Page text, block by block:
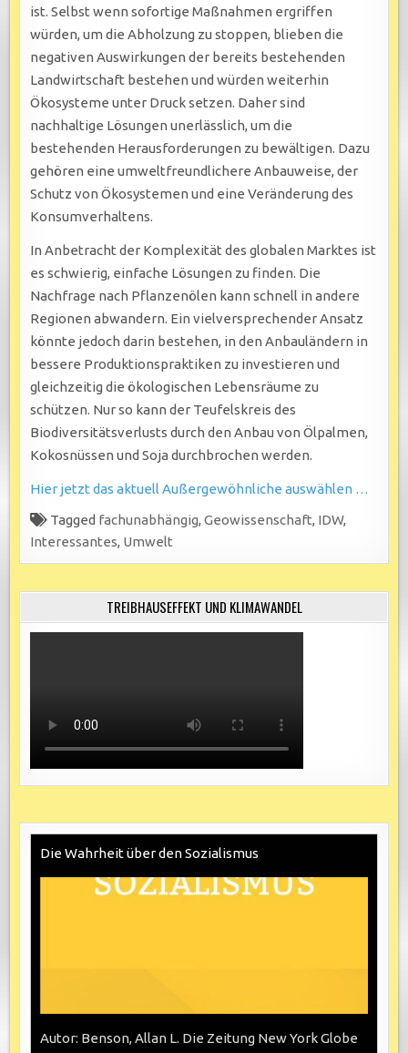
ist. Selbst wenn sofortige Maßnahmen ergriffen
würden, um die Abholzung zu stoppen, blieben die
negativen Auswirkungen der bereits bestehenden
Landwirtschaft bestehen und würden weiterhin
Ökosysteme unter Druck setzen. Daher sind
nachhaltige Lösungen unerlässlich, um die
bestehenden Herausforderungen zu bewältigen. Dazu
gehören eine umweltfreundlichere Anbauweise, der
Schutz von Ökosystemen und eine Veränderung des
Konsumverhaltens.
In Anbetracht der Komplexität des globalen Marktes ist
es schwierig, einfache Lösungen zu finden. Die
Nachfrage nach Pflanzenölen kann schnell in andere
Regionen abwandern. Ein vielversprechender Ansatz
könnte jedoch darin bestehen, in den Anbauländern in
bessere Produktionspraktiken zu investieren und
gleichzeitig die ökologischen Lebensräume zu
schützen. Nur so kann der Teufelskreis des
Biodiversitätsverlusts durch den Anbau von Ölpalmen,
Kokosnüssen und Soja durchbrochen werden.
Hier jetzt das aktuell Außergewöhnliche auswählen …
Tagged fachunabhängig,Geowissenschaft, IDW,
Interessantes, Umwelt
TREIBHAUSEFFEKT UND KLIMAWANDEL
Die Wahrheit über den Sozialismus
Autor: Benson, Allan L. Die Zeitung New York Globe